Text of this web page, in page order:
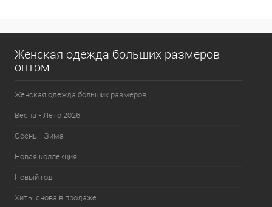
Женская одежда больших размеров
оптом
Женская одежда больших размеров
Весна - Лето 2026
Осень - Зима
Новая коллекция
Новый год
Хиты снова в продаже